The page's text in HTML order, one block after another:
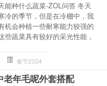
能种什么蔬菜-ZOL问答 冬天
冷的季节，但是在冷棚中，我
机会种植一些耐寒能力较强的
些蔬菜具有较好的采光性能，
春节2024
老年毛呢外套搭配